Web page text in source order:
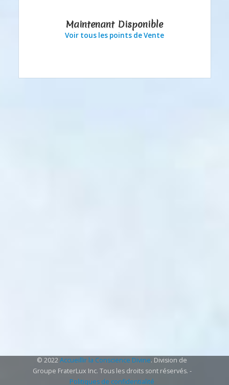
Maintenant Disponible
Voir tous les points de Vente
© 2022Accueillir la Conscience Divine. Division de
Groupe FraterLux Inc. Tous les droits sont réservés. -
Politiques de confidentialité